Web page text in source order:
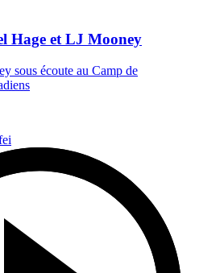
Hage et LJ Mooney
sous écoute au Camp de